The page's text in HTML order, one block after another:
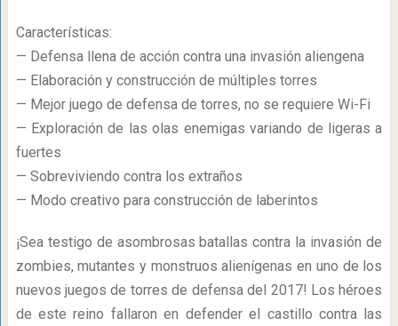
Características:
— Defensa llena de acción contra una invasión aliengena
— Elaboración y construcción de múltiples torres
— Mejor juego de defensa de torres, no se requiere Wi-Fi
— Exploración de las olas enemigas variando de ligeras a
fuertes
— Sobreviviendo contra los extraños
— Modo creativo para construcción de laberintos
¡Sea testigo de asombrosas batallas contra la invasión de
zombies, mutantes y monstruos alienígenas en uno de los
nuevos juegos de torres de defensa del 2017! Los héroes
de este reino fallaron en defender el castillo contra las